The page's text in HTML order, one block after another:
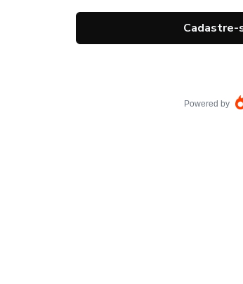
Cadastre-
Powered by